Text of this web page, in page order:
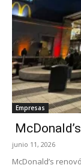
Empresas
junio 11, 2026
McDonald’s